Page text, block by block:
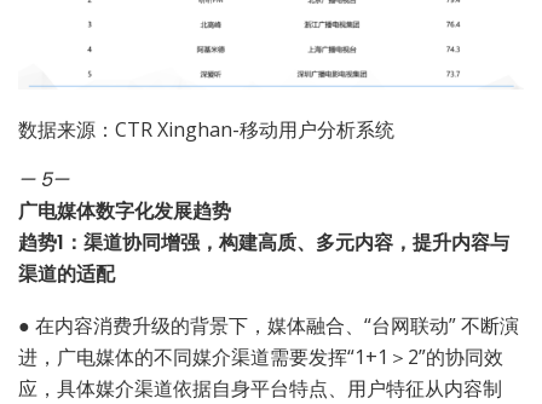
数据来源：CTR Xinghan-移动用户分析系统
— 5—
广电媒体数字化发展趋势
趋势1：渠道协同增强，构建高质、多元内容，提升内容与
渠道的适配
● 在内容消费升级的背景下，媒体融合、“台网联动” 不断演
进，广电媒体的不同媒介渠道需要发挥“1+1＞2”的协同效
应，具体媒介渠道依据自身平台特点、用户特征从内容制